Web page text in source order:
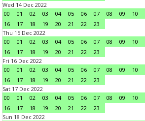
Wed 14 Dec 2022
00
01 02 03 04 05 06 07 08 09 10
16
17 18 19 20 21 22
23
Thu 15 Dec 2022
00
01 02 03 04 05 06 07 08 09 10
16
17 18 19 20 21 22
23
Fri 16 Dec 2022
00
01 02 03 04 05 06 07 08 09 10
16
17 18 19 20 21 22
23
Sat 17 Dec 2022
00
01 02 03 04 05 06 07 08 09 10
16
17 18 19 20 21 22
23
Sun 18 Dec 2022